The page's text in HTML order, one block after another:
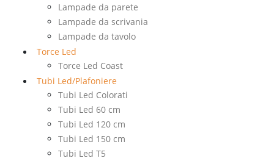
Lampade da parete
Lampade da scrivania
Lampade da tavolo
Torce Led
Torce Led Coast
Tubi Led/Plafoniere
Tubi Led Colorati
Tubi Led 60 cm
Tubi Led 120 cm
Tubi Led 150 cm
Tubi Led T5